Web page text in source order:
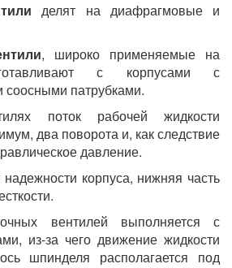
делят на диафрагмовые и
, широко применяемые на
с корпусами с
патрубками.
поток рабочей жидкости
два поворота и, как следствие
давление.
корпуса, нижняя часть
вентилей выполняется с
из-за чего движение жидкости
шпинделя располагается под